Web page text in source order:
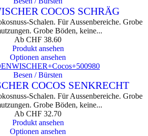
COCOS SCHRÄG
Schalen. Für Aussenbereiche. Grobe
Grobe Böden, keine...
Ab CHF 38.60
Produkt ansehen
Optionen ansehen
Besen / Bürsten
COCOS SENKRECHT
Schalen. Für Aussenbereiche. Grobe
Grobe Böden, keine...
Ab CHF 32.70
Produkt ansehen
Optionen ansehen